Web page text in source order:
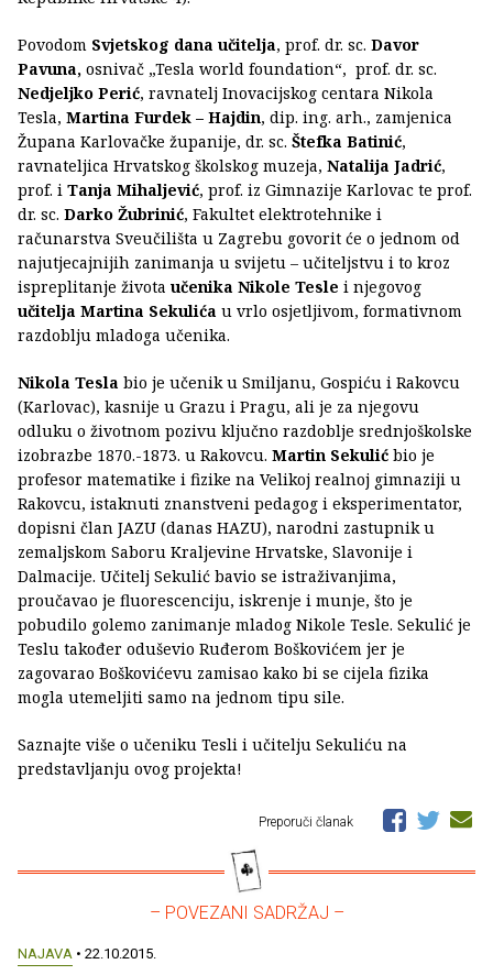
Povodom Svjetskog dana učitelja, prof. dr. sc. Davor
Pavuna, osnivač „Tesla world foundation“, prof. dr. sc.
Nedjeljko Perić, ravnatelj Inovacijskog centara Nikola
Tesla, Martina Furdek – Hajdin, dip. ing. arh., zamjenica
Župana Karlovačke županije, dr. sc. Štefka Batinić,
ravnateljica Hrvatskog školskog muzeja, Natalija Jadrić,
prof. i Tanja Mihaljević, prof. iz Gimnazije Karlovac te prof.
dr. sc. Darko Žubrinić, Fakultet elektrotehnike i
računarstva Sveučilišta u Zagrebu govorit će o jednom od
najutjecajnijih zanimanja u svijetu – učiteljstvu i to kroz
ispreplitanje života učenika Nikole Tesle i njegovog
učitelja Martina Sekulića u vrlo osjetljivom, formativnom
razdoblju mladoga učenika.
Nikola Tesla bio je učenik u Smiljanu, Gospiću i Rakovcu
(Karlovac), kasnije u Grazu i Pragu, ali je za njegovu
odluku o životnom pozivu ključno razdoblje srednjoškolske
izobrazbe 1870.-1873. u Rakovcu. Martin Sekulić bio je
profesor matematike i fizike na Velikoj realnoj gimnaziji u
Rakovcu, istaknuti znanstveni pedagog i eksperimentator,
dopisni član JAZU (danas HAZU), narodni zastupnik u
zemaljskom Saboru Kraljevine Hrvatske, Slavonije i
Dalmacije. Učitelj Sekulić bavio se istraživanjima,
proučavao je fluorescenciju, iskrenje i munje, što je
pobudilo golemo zanimanje mladog Nikole Tesle. Sekulić je
Teslu također oduševio Ruđerom Boškovićem jer je
zagovarao Boškovićevu zamisao kako bi se cijela fizika
mogla utemeljiti samo na jednom tipu sile.
Saznajte više o učeniku Tesli i učitelju Sekuliću na
predstavljanju ovog projekta!
Preporuči članak
– POVEZANI SADRŽAJ –
NAJAVA • 22.10.2015.